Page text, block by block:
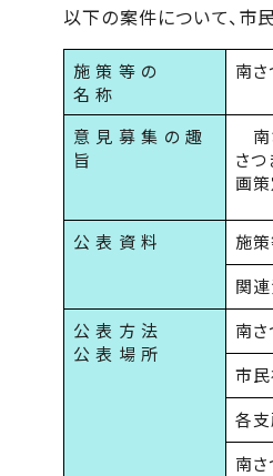
以下の案件について、市
施 策 等 の
名 称
南
意 見 募 集 の 趣
旨
南
さ
画
公 表 資 料 施
関
公 表 方 法
公 表 場 所
南
市
各
南